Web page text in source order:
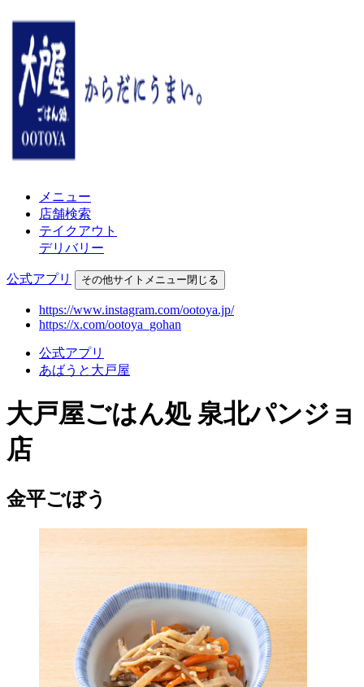
メニュー
店舗検索
テイクアウト
デリバリー
公式アプリ その他サイトメニュー閉じる
https://www.instagram.com/ootoya.jp/
https://x.com/ootoya_gohan
公式アプリ
あばうと大戸屋
大戸屋ごはん処 泉北パンジョ
店
金平ごぼう